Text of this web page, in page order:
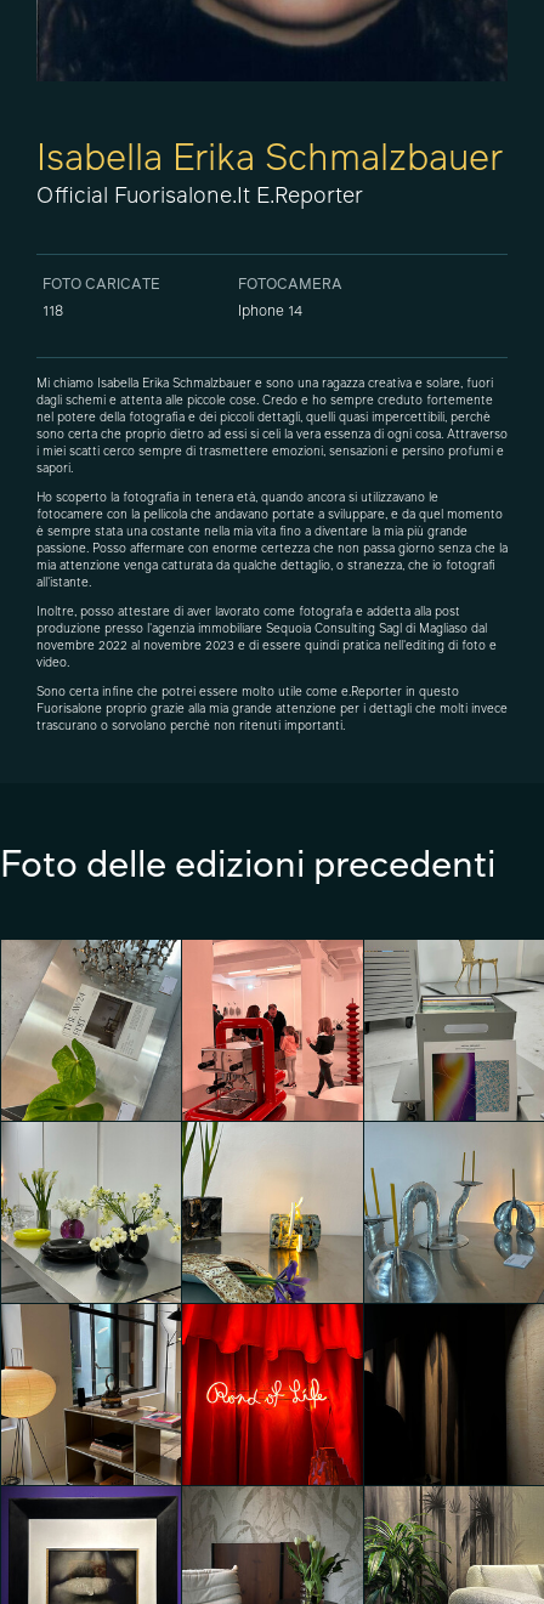
Isabella Erika Schmalzbauer
Official Fuorisalone.it E.Reporter
FOTO CARICATE
118
FOTOCAMERA
Iphone 14
Mi chiamo Isabella Erika Schmalzbauer e sono una ragazza creativa e solare, fuori
dagli schemi e attenta alle piccole cose. Credo e ho sempre creduto fortemente
nel potere della fotografia e dei piccoli dettagli, quelli quasi impercettibili, perchè
sono certa che proprio dietro ad essi si celi la vera essenza di ogni cosa. Attraverso
i miei scatti cerco sempre di trasmettere emozioni, sensazioni e persino profumi e
sapori.
Ho scoperto la fotografia in tenera età, quando ancora si utilizzavano le
fotocamere con la pellicola che andavano portate a sviluppare, e da quel momento
è sempre stata una costante nella mia vita fino a diventare la mia più grande
passione. Posso affermare con enorme certezza che non passa giorno senza che la
mia attenzione venga catturata da qualche dettaglio, o stranezza, che io fotografi
all'istante.
Inoltre, posso attestare di aver lavorato come fotografa e addetta alla post
produzione presso l'agenzia immobiliare Sequoia Consulting Sagl di Magliaso dal
novembre 2022 al novembre 2023 e di essere quindi pratica nell'editing di foto e
video.
Sono certa infine che potrei essere molto utile come e.Reporter in questo
Fuorisalone proprio grazie alla mia grande attenzione per i dettagli che molti invece
trascurano o sorvolano perchè non ritenuti importanti.
Foto delle edizioni precedenti
DEORON ELEVATING
OBJECTS
Isabella Erika
Schmalzbauer
DEORON ELEVATING
OBJECTS
Isabella Erika
Schmalzbauer
DEORON ELEVATING
OBJECTS
Isabella Erika
Schmalzbauer
DEORON ELEVATING
OBJECTS
Isabella Erika
Schmalzbauer
DEORON ELEVATING
OBJECTS
Isabella Erika
DEORON ELEVATING
Isabella Erika